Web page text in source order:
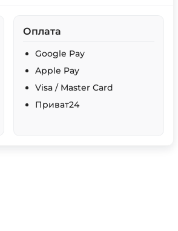
Оплата
Google Pay
Apple Pay
Visa / Master Card
Приват24